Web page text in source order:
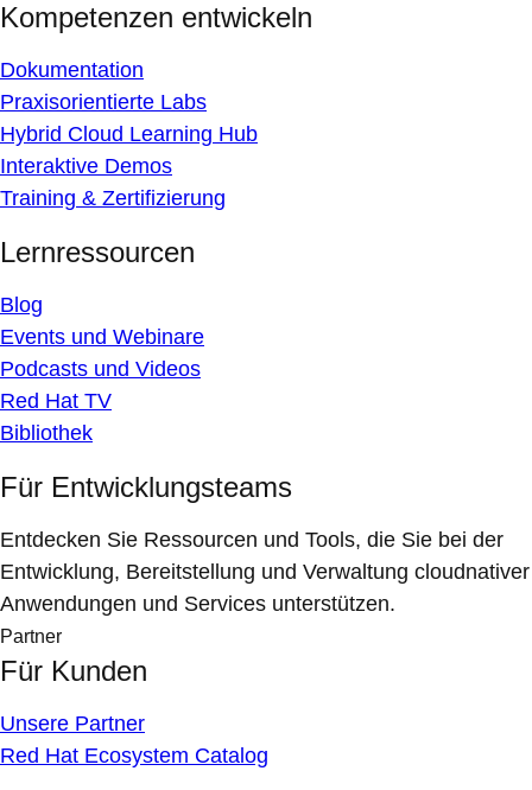
Kompetenzen entwickeln
Dokumentation
Praxisorientierte Labs
Hybrid Cloud Learning Hub
Interaktive Demos
Training & Zertifizierung
Lernressourcen
Blog
Events und Webinare
Podcasts und Videos
Red Hat TV
Bibliothek
Für Entwicklungsteams
Entdecken Sie Ressourcen und Tools, die Sie bei der
Entwicklung, Bereitstellung und Verwaltung cloudnativer
Anwendungen und Services unterstützen.
Partner
Für Kunden
Unsere Partner
Red Hat Ecosystem Catalog